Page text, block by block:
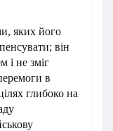
яких його
він
і не зміг
в
глибоко на